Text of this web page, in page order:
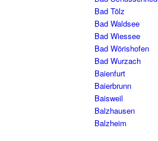
Bad Tölz
Bad Waldsee
Bad Wiessee
Bad Wörishofen
Bad Wurzach
Baienfurt
Baierbrunn
Baisweil
Balzhausen
Balzheim